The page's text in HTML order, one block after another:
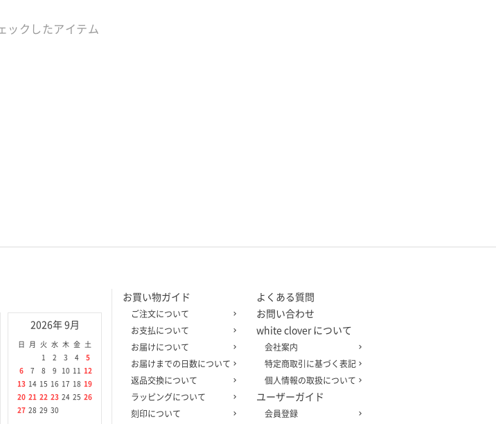
ックしたアイテム
2026年 9月
日 月 火 水 木 金
土
1
2 3 4
5
6
7 8 9 10 11
12
13 14 15 16 17 18 19
20 21 22 23 24 25 26
27 28 29 30
お買い物ガイド
ご注文について
お支払について
お届けについて
お届けまでの日数について
返品交換について
ラッピングについて
刻印について
よくある質問
お問い合わせ
white clover について
会社案内
特定商取引に基づく表記
個人情報の取扱について
ユーザーガイド
会員登録